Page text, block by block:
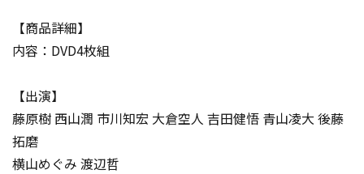
【商品詳細】
内容：DVD4枚組
【出演】
藤原樹 西山潤 市川知宏 大倉空人 吉田健悟 青山凌大 後藤
拓磨
横山めぐみ 渡辺哲